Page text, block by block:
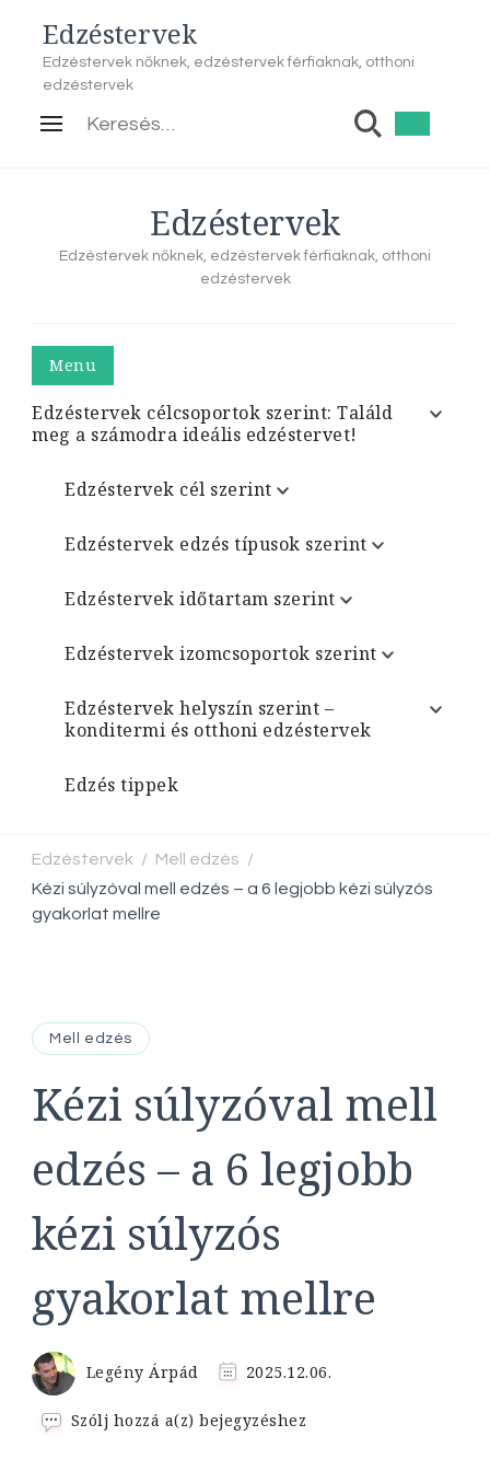
Edzéstervek
Edzéstervek nőknek, edzéstervek férfiaknak, otthoni
edzéstervek
Keresés:
Edzéstervek
Edzéstervek nőknek, edzéstervek férfiaknak, otthoni
edzéstervek
Menu
Edzéstervek célcsoportok szerint: Találd
meg a számodra ideális edzéstervet!
Edzéstervek cél szerint
Edzéstervek edzés típusok szerint
Edzéstervek időtartam szerint
Edzéstervek izomcsoportok szerint
Edzéstervek helyszín szerint –
konditermi és otthoni edzéstervek
Edzés tippek
Edzéstervek / Mell edzés /
Kézi súlyzóval mell edzés – a 6 legjobb kézi súlyzós
gyakorlat mellre
Mell edzés
Kézi súlyzóval mell
edzés – a 6 legjobb
kézi súlyzós
gyakorlat mellre
Legény Árpád 2025.12.06.
Szólj hozzá a(z)Kézi
bejegyzéshez